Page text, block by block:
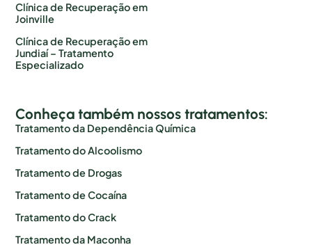
Clínica de Recuperação em
Joinville
Clínica de Recuperação em
Jundiaí – Tratamento
Especializado
Conheça também nossos tratamentos:
Tratamento da Dependência Química
Tratamento do Alcoolismo
Tratamento de Drogas
Tratamento de Cocaína
Tratamento do Crack
Tratamento da Maconha